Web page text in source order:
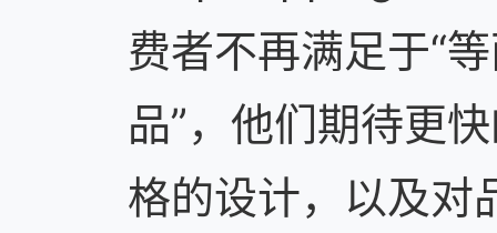
费者不再满足于“
品”，他们期待更
格的设计，以及对